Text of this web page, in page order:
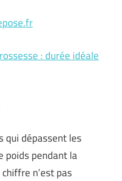
: durée idéale
qui dépassent les
poids pendant la
n’est pas